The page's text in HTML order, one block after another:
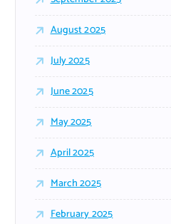
August 2025
July 2025
June 2025
May 2025
April 2025
March 2025
February 2025